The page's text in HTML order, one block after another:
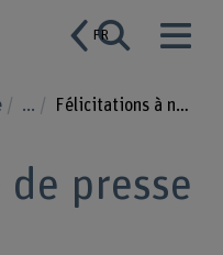
FR
... Félicitations à nos 278 diplômé-e-s
de presse